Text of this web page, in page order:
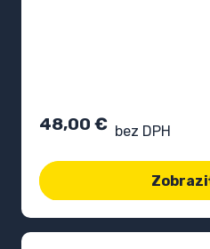
48,00 € bez DPH